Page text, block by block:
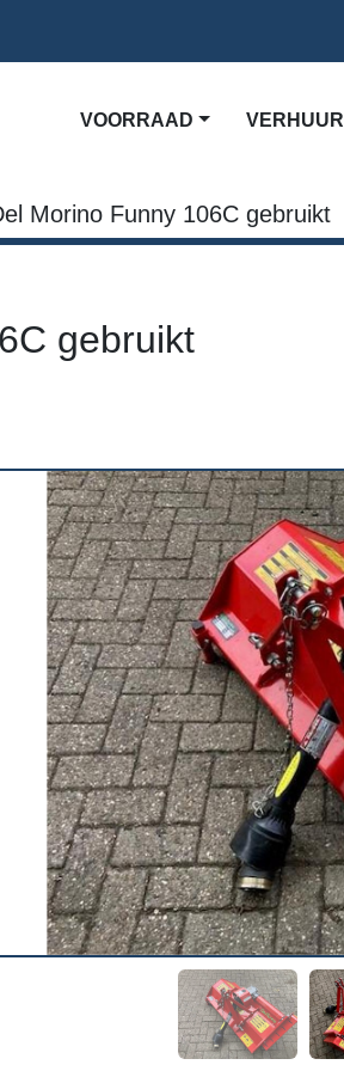
VOORRAAD VERHUUR
Morino Funny 106C gebruikt
gebruikt